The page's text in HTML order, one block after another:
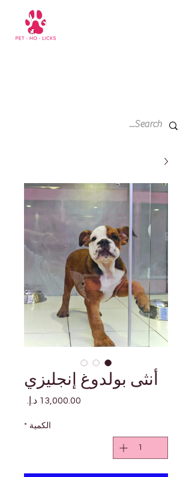
أنثى بولدوغ إنجليزي
الكمية *